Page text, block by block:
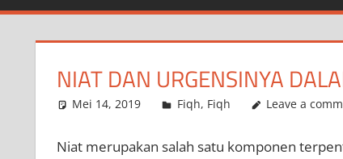
NIAT DAN URGENSINYA
Mei 14, 2019 Farid Fadhillah
Fiqh, Fiqh Leave a
Niat merupakan salah satu komponen